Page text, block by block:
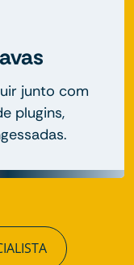
junto com
plugins,